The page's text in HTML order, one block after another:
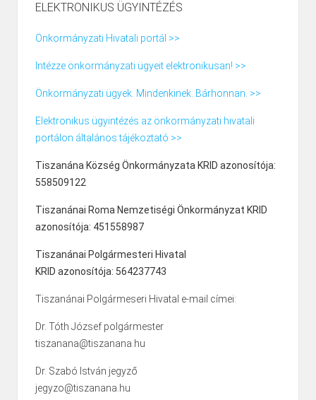
ELEKTRONIKUS ÜGYINTÉZÉS
Önkormányzati Hivatali portál >>
Intézze önkormányzati ügyeit elektronikusan! >>
Önkormányzati ügyek. Mindenkinek. Bárhonnan. >>
Elektronikus ügyintézés az önkormányzati hivatali
portálon általános tájékoztató >>
Tiszanána Község Önkormányzata KRID azonosítója:
558509122
Tiszanánai Roma Nemzetiségi Önkormányzat KRID
azonosítója: 451558987
Tiszanánai Polgármesteri Hivatal
KRID azonosítója: 564237743
Tiszanánai Polgármeseri Hivatal e-mail címei:
Dr. Tóth József polgármester
tiszanana@tiszanana.hu
Dr. Szabó István jegyző
jegyzo@tiszanana.hu